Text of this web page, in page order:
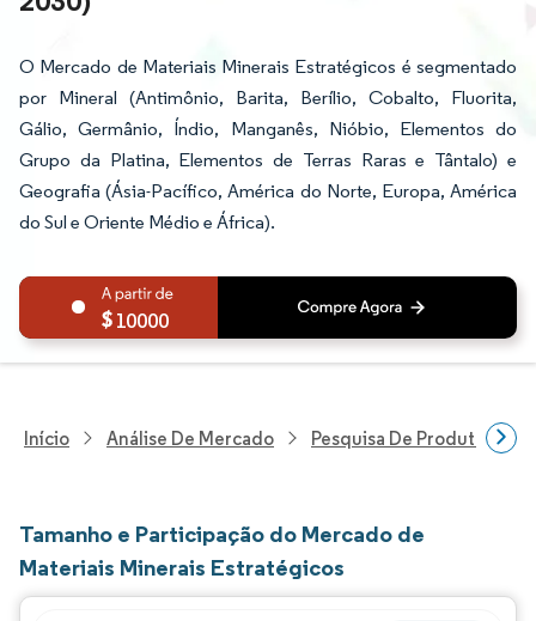
O Mercado de Materiais Minerais Estratégicos é segmentado
por Mineral (Antimônio, Barita, Berílio, Cobalto, Fluorita,
Gálio, Germânio, Índio, Manganês, Nióbio, Elementos do
Grupo da Platina, Elementos de Terras Raras e Tântalo) e
Geografia (Ásia-Pacífico, América do Norte, Europa, América
do Sul e Oriente Médio e África).
10000
Início Análise De Mercado Pesquisa De Produtos
Tamanho e Participação do Mercado de
Materiais Minerais Estratégicos